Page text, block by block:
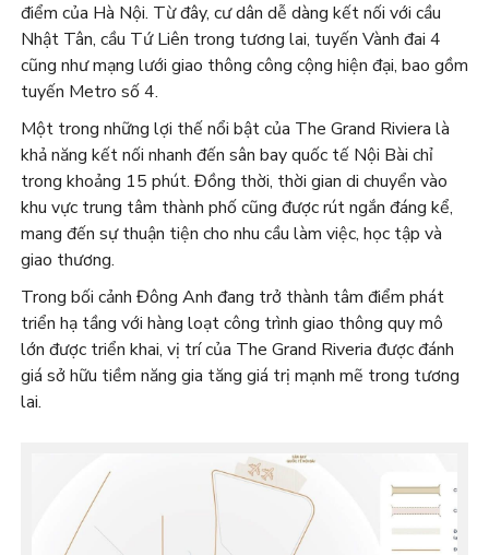
điểm của Hà Nội. Từ đây, cư dân dễ dàng kết nối với cầu
Nhật Tân, cầu Tứ Liên trong tương lai, tuyến Vành đai 4
cũng như mạng lưới giao thông công cộng hiện đại, bao gồm
tuyến Metro số 4.
Một trong những lợi thế nổi bật của The Grand Riviera là
khả năng kết nối nhanh đến sân bay quốc tế Nội Bài chỉ
trong khoảng 15 phút. Đồng thời, thời gian di chuyển vào
khu vực trung tâm thành phố cũng được rút ngắn đáng kể,
mang đến sự thuận tiện cho nhu cầu làm việc, học tập và
giao thương.
Trong bối cảnh Đông Anh đang trở thành tâm điểm phát
triển hạ tầng với hàng loạt công trình giao thông quy mô
lớn được triển khai, vị trí của The Grand Riveria được đánh
giá sở hữu tiềm năng gia tăng giá trị mạnh mẽ trong tương
lai.